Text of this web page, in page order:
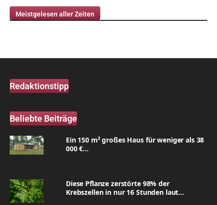
Meistgelesen aller Zeiten
Redaktionstipp
Beliebte Beiträge
Ein 150 m² großes Haus für weniger als 38
000 €...
Diese Pflanze zerstörte 98% der
Krebszellen in nur 16 Stunden laut...